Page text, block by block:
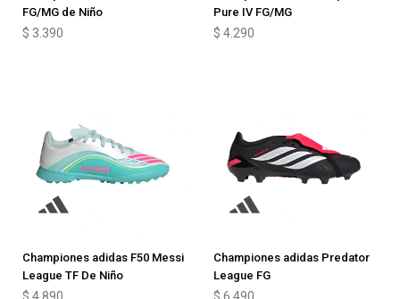
FG/MG de Niño
$ 3.390
Pure IV FG/MG
$ 4.290
Championes adidas F50 Messi
League TF De Niño
Championes adidas Predator
League FG